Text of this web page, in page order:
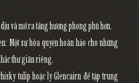
và mở ra tầng hương phong phú hơn.
Một sự hòa quyện hoàn hảo cho những
thư giãn riêng.
tulip hoặc ly Glencairn đểtập trung